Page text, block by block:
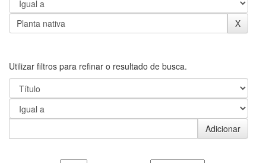
Utilizar filtros para refinar o resultado de busca.